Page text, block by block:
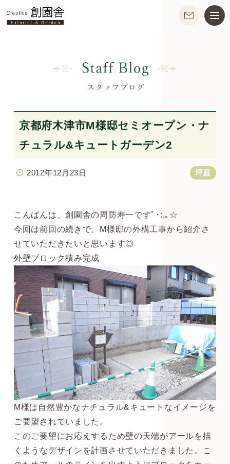
京都府木津市M様邸セミオープン・ナ
チュラル&キュートガーデン2
2012年12月23日 坪庭
こんばんは、創園舎の周防寿一ですﾟ･:,｡☆
今回は前回の続きで、M様邸の外構工事から紹介さ
せていただきたいと思います◎
外壁ブロック積み完成
M様は自然豊かなナチュラル&キュートなイメージを
ご要望されていました。
このご要望にお応えするため壁の天端がアールを描
くようなデザインを計画させていただきました。こ